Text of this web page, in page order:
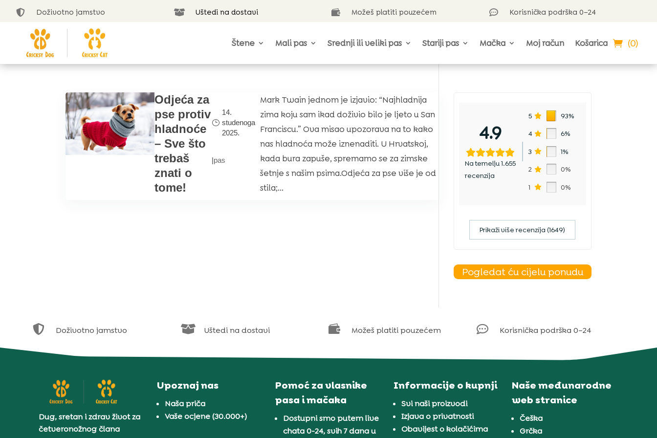
 Doživotno jamstvo  Uštedi na dostavi  Možeš platiti pouzećem  Korisnička podrška 0–24
Štene Mali pas Srednji ili veliki pas Stariji pas Mačka Moj račun Košarica (0)
Odjeća za
pse protiv
hladnoće
– Sve što
trebaš
znati o
tome!
14.
studenoga
2025.
|pas
Mark Twain jednom je izjavio: “Najhladnija
zima koju sam ikad doživio bilo je ljeto u San
Franciscu.” Ova misao upozorava na to kako
nas hladnoća može iznenaditi. U Hrvatskoj,
kada bura zapuše, spremamo se za zimske
šetnje s našim psima.Odjeća za pse više je od
stila;...
4.9
Na temelju 1.655
recenzija
5 93%
4 6%
3 1%
2 0%
1 0%
Prikaži više recenzija (1649)
Pogledat ću cijelu ponudu
 Doživotno jamstvo  Uštedi na dostavi  Možeš platiti pouzećem  Korisnička podrška 0–24
Dug, sretan i zdrav život za
četveronožnog člana
Upoznaj nas
Naša priča
Vaše ocjene (30.000+)
Pomoć za vlasnike
pasa i mačaka
Dostupni smo putem live
chata 0-24, svih 7 dana u
Informacije o kupnji
Svi naši proizvodi
Izjava o privatnosti
Obavijest o kolačićima
Naše međunarodne
web stranice
Češka
Grčka